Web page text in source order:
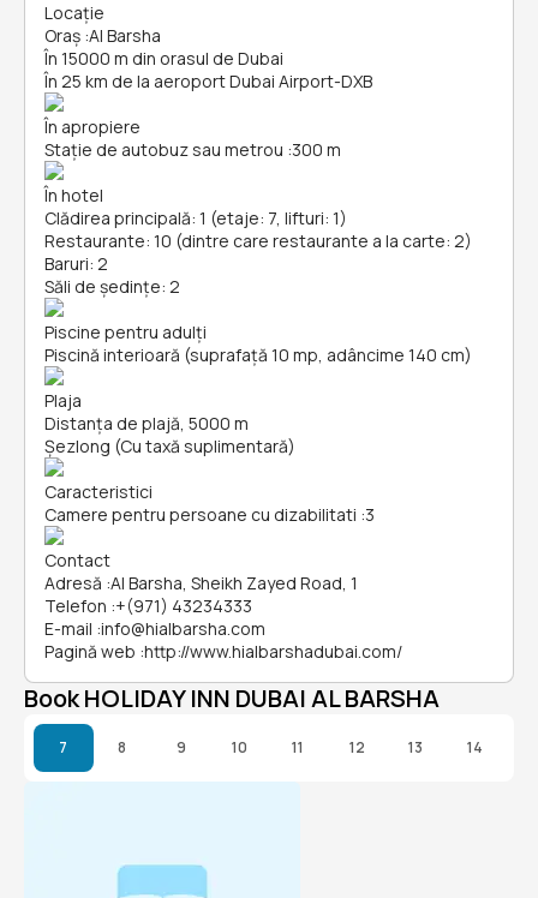
Locație
Oraș :Al Barsha
În 15000 m din orasul de Dubai
În 25 km de la aeroport Dubai Airport-DXB
În apropiere
Stație de autobuz sau metrou :300 m
În hotel
Clădirea principală: 1 (etaje: 7, lifturi: 1)
Restaurante: 10 (dintre care restaurante a la carte: 2)
Baruri: 2
Săli de ședințe: 2
Piscine pentru adulți
Piscină interioară (suprafață 10 mp, adâncime 140 cm)
Plaja
Distanța de plajă, 5000 m
Șezlong (Cu taxă suplimentară)
Caracteristici
Camere pentru persoane cu dizabilitati :3
Contact
Adresă :Al Barsha, Sheikh Zayed Road, 1
Telefon :+(971) 43234333
E-mail :info@hialbarsha.com
Pagină web :http://www.hialbarshadubai.com/
Book HOLIDAY INN DUBAI AL BARSHA
7 8 9 10 11 12 13 14